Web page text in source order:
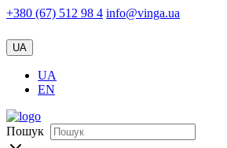
+380 (67) 512 98 4 info@vinga.ua
UA
UA
EN
Пошук